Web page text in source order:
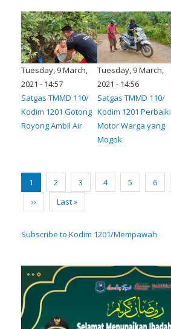
Tuesday, 9 March,
2021 - 14:57
Satgas TMMD 110/
Kodim 1201 Gotong
Royong Ambil Air
Tuesday, 9 March,
2021 - 14:56
Satgas TMMD 110/
Kodim 1201 Perbaiki
Motor Warga yang
Mogok
Pagination
Current
page
1 Page
2 Page
3 Page
4 Page
5 Page
6
Next
page
››
Last
page
Last »
Subscribe to Kodim 1201/Mempawah